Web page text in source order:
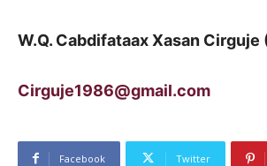
W.Q. Cabdifataax Xasan Cirguje
Cirguje1986@gmail.com
Facebook Twitter